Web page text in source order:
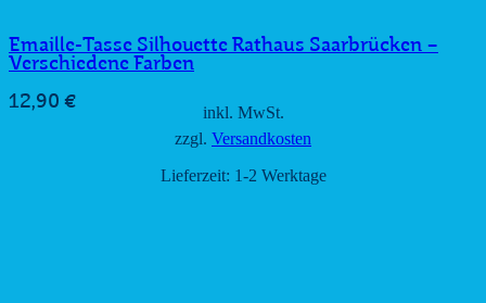
Emaille-Tasse Silhouette Rathaus Saarbrücken –
Verschiedene Farben
12,90 €
inkl. MwSt.
zzgl. Versandkosten
Lieferzeit: 1-2 Werktage